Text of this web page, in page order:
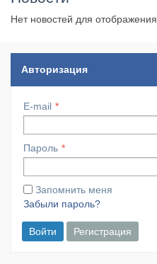
Нет новостей для отображения
Авторизация
E-mail
Пароль
Запомнить меня
Забыли пароль?
Войти Регистрация